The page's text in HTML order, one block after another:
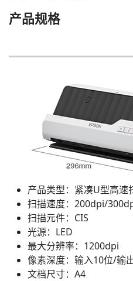
产品规格
产品类型：紧凑U型高速
扫描速度：200dpi/
扫描元件：CIS
光源：LED
最大分辨率：1200dpi
像素深度：输入10位/输
文档尺寸：A4